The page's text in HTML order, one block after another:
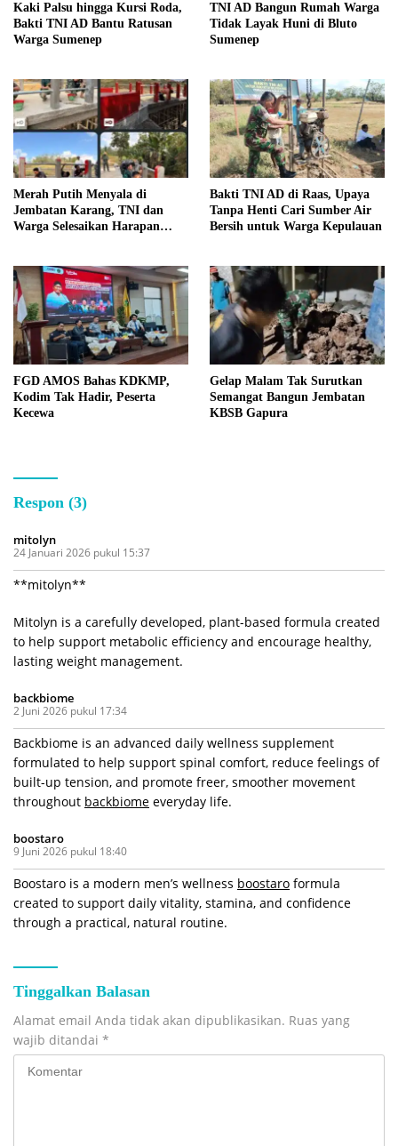
Kaki Palsu hingga Kursi Roda,
Bakti TNI AD Bantu Ratusan
Warga Sumenep
TNI AD Bangun Rumah Warga
Tidak Layak Huni di Bluto
Sumenep
Merah Putih Menyala di
Jembatan Karang, TNI dan
Warga Selesaikan Harapan
Bakti TNI AD di Raas, Upaya
Tanpa Henti Cari Sumber Air
Bersih untuk Warga Kepulauan
FGD AMOS Bahas KDKMP,
Kodim Tak Hadir, Peserta
Kecewa
Gelap Malam Tak Surutkan
Semangat Bangun Jembatan
KBSB Gapura
Respon (3)
mitolyn
24 Januari 2026 pukul 15:37
**mitolyn**
Mitolyn is a carefully developed, plant-based formula created
to help support metabolic efficiency and encourage healthy,
lasting weight management.
backbiome
2 Juni 2026 pukul 17:34
Backbiome is an advanced daily wellness supplement
formulated to help support spinal comfort, reduce feelings of
built-up tension, and promote freer, smoother movement
throughout backbiome everyday life.
boostaro
9 Juni 2026 pukul 18:40
Boostaro is a modern men’s wellness boostaro formula
created to support daily vitality, stamina, and confidence
through a practical, natural routine.
Tinggalkan Balasan
Alamat email Anda tidak akan dipublikasikan. Ruas yang
wajib ditandai *